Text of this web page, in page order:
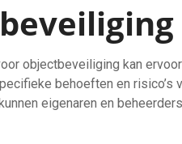
objectbeveiliging kan
behoeften en risico’s
eigenaren en